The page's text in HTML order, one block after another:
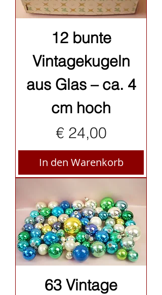
12 bunte
Vintagekugeln
aus Glas – ca. 4
cm hoch
Preis
€ 24,00
In den Warenkorb
63 Vintage